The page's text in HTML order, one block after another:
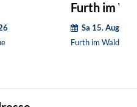
Furth im
Sa 15. August
Furth im Wald,